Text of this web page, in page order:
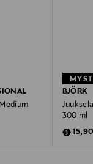
BJÖRK
300 ml